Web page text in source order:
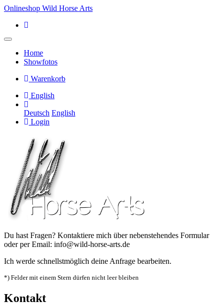
Onlineshop Wild Horse Arts
Home
Showfotos
Warenkorb
English
Deutsch English
Login
Du hast Fragen? Kontaktiere mich über nebenstehendes Formular
oder per Email: info@wild-horse-arts.de
Ich werde schnellstmöglich deine Anfrage bearbeiten.
*) Felder mit einem Stern dürfen nicht leer bleiben
Kontakt